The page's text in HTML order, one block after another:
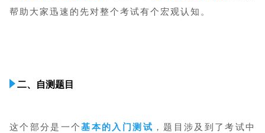
帮助大家迅速的先对整个考试有个宏观认知。
二、自测题目
这个部分是一个基本的入门测试 ，题目涉及到了考试中